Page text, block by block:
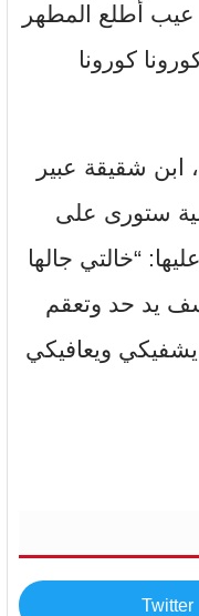
أطلع المطهر
كورونا
ابن شقيقة عبير
ستورى على
“خالتي جالها
يد حد وتعقم
ويعافيكي
Twitter